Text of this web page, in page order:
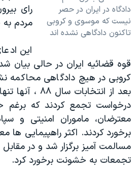
دادگاه در ایران در حصر
نیست که موسوی و کروبی
تاکنون دادگاهی نشده اند
رای
مردم به
این
قوه قضائیه ایران در حالی بیان
کروبی در هیچ دادگاهی محاکمه
بعد از
درخواست تجمع کردند که برغم
معترضان، ماموران امنیتی و
برخورد کردند. اکثر راهپیمایی ها
مسالمت آمیز برگزار شد و در
تجمعات به خشونت برخورد کرد.